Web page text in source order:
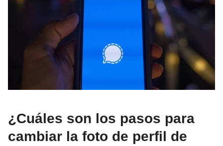
¿Cuáles son los pasos para
cambiar la foto de perfil de